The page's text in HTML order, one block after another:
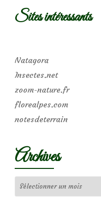
Sites intéressants
Natagora
Insectes.net
zoom-nature.fr
florealpes.com
notesdeterrain
Archives